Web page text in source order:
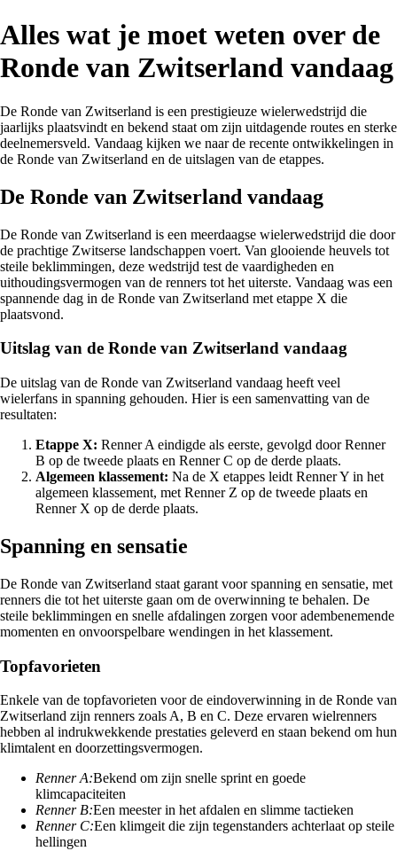
Alles wat je moet weten over de
Ronde van Zwitserland vandaag
De Ronde van Zwitserland is een prestigieuze wielerwedstrijd die
jaarlijks plaatsvindt en bekend staat om zijn uitdagende routes en sterke
deelnemersveld. Vandaag kijken we naar de recente ontwikkelingen in
de Ronde van Zwitserland en de uitslagen van de etappes.
De Ronde van Zwitserland vandaag
De Ronde van Zwitserland is een meerdaagse wielerwedstrijd die door
de prachtige Zwitserse landschappen voert. Van glooiende heuvels tot
steile beklimmingen, deze wedstrijd test de vaardigheden en
uithoudingsvermogen van de renners tot het uiterste. Vandaag was een
spannende dag in de Ronde van Zwitserland met etappe X die
plaatsvond.
Uitslag van de Ronde van Zwitserland vandaag
De uitslag van de Ronde van Zwitserland vandaag heeft veel
wielerfans in spanning gehouden. Hier is een samenvatting van de
resultaten:
Etappe X: Renner A eindigde als eerste, gevolgd door Renner
B op de tweede plaats en Renner C op de derde plaats.
Algemeen klassement: Na de X etappes leidt Renner Y in het
algemeen klassement, met Renner Z op de tweede plaats en
Renner X op de derde plaats.
Spanning en sensatie
De Ronde van Zwitserland staat garant voor spanning en sensatie, met
renners die tot het uiterste gaan om de overwinning te behalen. De
steile beklimmingen en snelle afdalingen zorgen voor adembenemende
momenten en onvoorspelbare wendingen in het klassement.
Topfavorieten
Enkele van de topfavorieten voor de eindoverwinning in de Ronde van
Zwitserland zijn renners zoals A, B en C. Deze ervaren wielrenners
hebben al indrukwekkende prestaties geleverd en staan bekend om hun
klimtalent en doorzettingsvermogen.
Renner A:Bekend om zijn snelle sprint en goede
klimcapaciteiten
Renner B:Een meester in het afdalen en slimme tactieken
Renner C:Een klimgeit die zijn tegenstanders achterlaat op steile
hellingen